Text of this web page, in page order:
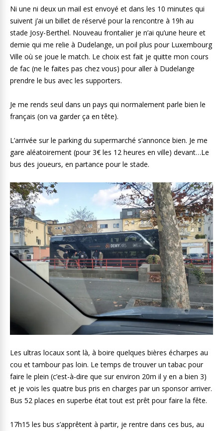
Ni une ni deux un mail est envoyé et dans les 10 minutes qui
suivent j’ai un billet de réservé pour la rencontre à 19h au
stade Josy-Berthel. Nouveau frontalier je n’ai qu’une heure et
demie qui me relie à Dudelange, un poil plus pour Luxembourg
Ville où se joue le match. Le choix est fait je quitte mon cours
de fac (ne le faites pas chez vous) pour aller à Dudelange
prendre le bus avec les supporters.
Je me rends seul dans un pays qui normalement parle bien le
français (on va garder ça en tête).
L’arrivée sur le parking du supermarché s’annonce bien. Je me
gare aléatoirement (pour 3€ les 12 heures en ville) devant…Le
bus des joueurs, en partance pour le stade.
Les ultras locaux sont là, à boire quelques bières écharpes au
cou et tambour pas loin. Le temps de trouver un tabac pour
faire le plein (c’est-à-dire que sur environ 20m il y en a bien 3)
et je vois les quatre bus pris en charges par un sponsor arriver.
Bus 52 places en superbe état tout est prêt pour faire la fête.
17h15 les bus s’apprêtent à partir, je rentre dans ces bus, au